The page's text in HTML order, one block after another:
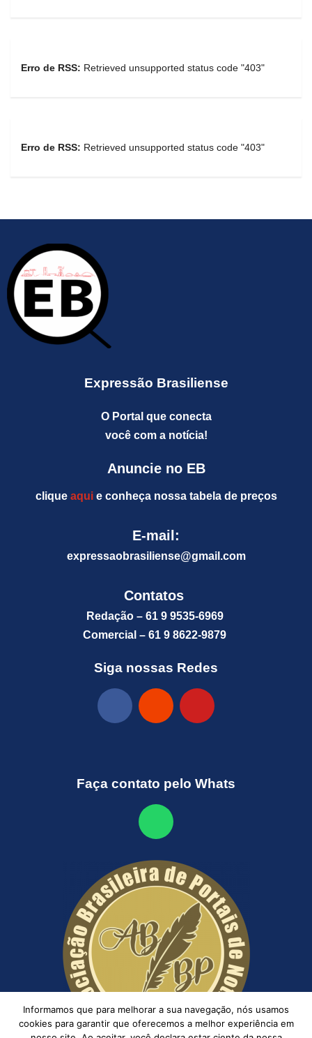
Erro de RSS: Retrieved unsupported status code "403"
Erro de RSS: Retrieved unsupported status code "403"
Expressão Brasiliense
O Portal que conecta
você com a notícia!
Anuncie no EB
clique aquie conheça nossa tabela de preços
E-mail:
expressaobrasiliense@gmail.com
Contatos
Redação – 61 9 9535-6969
Comercial – 61 9 8622-9879
Siga nossas Redes
Faça contato pelo Whats
Informamos que para melhorar a sua navegação, nós usamos
cookies para garantir que oferecemos a melhor experiência em